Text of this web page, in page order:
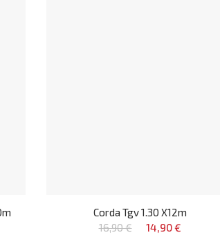
Corda Tgv 1.30 X12m
16,90 €
14,90 €